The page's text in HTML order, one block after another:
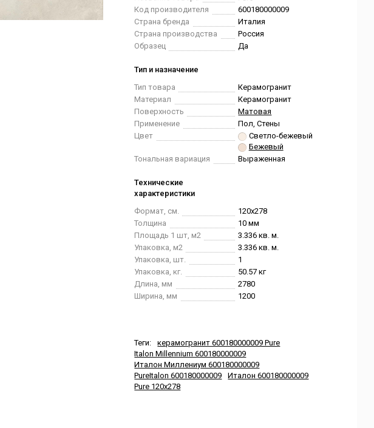
Код производителя
600180000009
Страна бренда
Италия
Страна производства
Россия
Образец
Да
Тип и назначение
Тип товара
Керамогранит
Материал
Керамогранит
Поверхность
Матовая
Применение
Пол, Стены
Цвет
Светло-бежевый
Бежевый
Тональная вариация
Выраженная
Технические
характеристики
Формат, см.
120x278
Толщина
10 мм
Площадь 1 шт, м2
3.336 кв. м.
Упаковка, м2
3.336 кв. м.
Упаковка, шт.
1
Упаковка, кг.
50.57 кг
Длина, мм
2780
Ширина, мм
1200
Теги:
керамогранит 600180000009 Pure
Italon Millennium 600180000009
Италон Миллениум 600180000009
PureItalon 600180000009
Италон 600180000009
Pure 120x278